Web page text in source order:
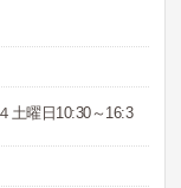
土曜日10:30～16:3